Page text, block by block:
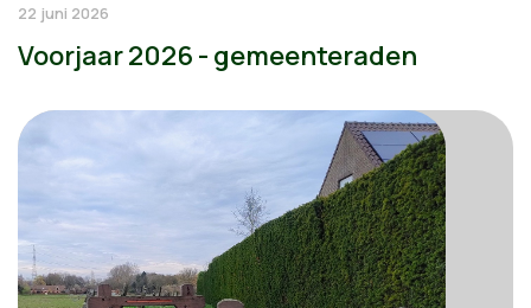
22 juni 2026
Voorjaar 2026 - gemeenteraden